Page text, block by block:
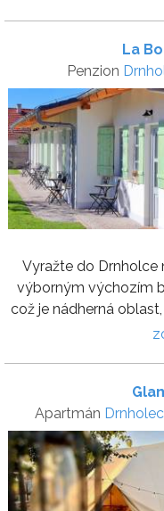
La
Penzion
Vyražte do Drnholce
výborným výchozím
což je nádherná
Apartmán Drnholec